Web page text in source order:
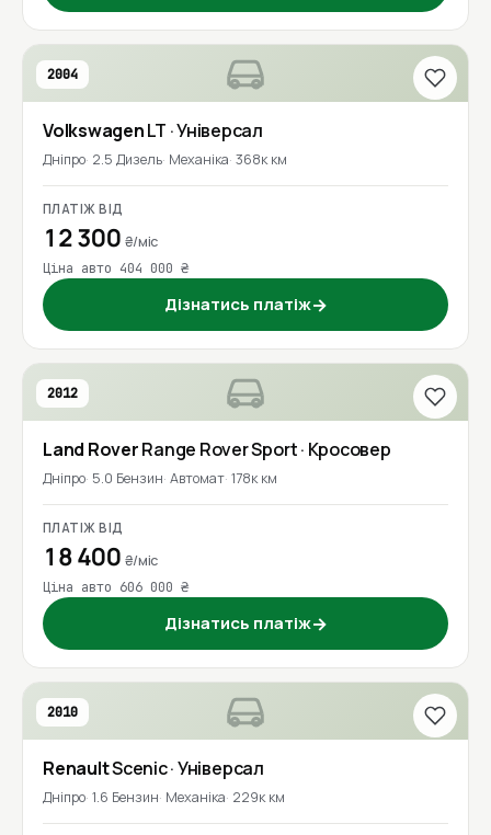
2004
VolkswagenLT · Універсал
Дніпро 2.5 Дизель Механіка 368к км
ПЛАТІЖ ВІД
12 300 ₴/міс
Ціна авто 404 000 ₴
Дізнатись платіж→
2012
Land RoverRange Rover Sport· Кросовер
Дніпро 5.0 Бензин Автомат 178к км
ПЛАТІЖ ВІД
18 400 ₴/міс
Ціна авто 606 000 ₴
Дізнатись платіж→
2010
RenaultScenic· Універсал
Дніпро 1.6 Бензин Механіка 229к км